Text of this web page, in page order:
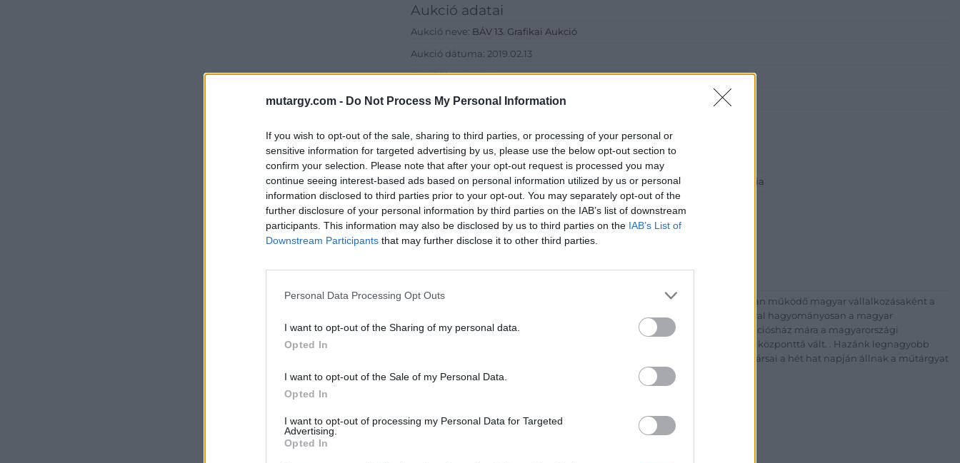
mutargy.com - Do Not Process My Personal Information
If you wish to opt-out of the sale, sharing to third parties, or processing of your personal or
sensitive information for targeted advertising by us, please use the below opt-out section to
confirm your selection. Please note that after your opt-out request is processed you may
continue seeing interest-based ads based on personal information utilized by us or personal
information disclosed to third parties prior to your opt-out. You may separately opt-out of the
further disclosure of your personal information by third parties on the IAB’s list of downstream
participants. This information may also be disclosed by us to third parties on the IAB’s List of
Downstream Participants that may further disclose it to other third parties.
Personal Data Processing Opt Outs
I want to opt-out of the Sharing of my personal data.
Opted In
I want to opt-out of the Sale of my Personal Data.
Opted In
I want to opt-out of processing my Personal Data for Targeted
Advertising.
Opted In
Aukció adatai
Aukció neve: BÁV 13. Grafikai Aukció
Aukció dátuma: 2019.02.13
Aukció ideje: 18:00
Aukció helye: BÁV Aukciósház Apszisterem (1052 Budapest, Bécsi utca 3.)
Eladó adatai
Eladó:BÁV ART Aukciósház és Galéria
Cím: BÁV ZRt.
1027 Budapest, Csalogány u. 23-33.
Telefon: (06 1) 331 0513
Bemutatkozás: Az ország legnagyobb múltú, 240 esztendeje jogfolytonosan működő magyar vállalkozásaként a
BÁV ZRt. óriási tapasztalatával, szakmai tekintélyével és megbízhatóságával hagyományosan a magyar
műkereskedelem meghatározó szereplője. A 2007-ben megújult BÁV Aukciósház mára a magyarországi
műkereskedelem egyik legfontosabb színterévé, kereskedelmi és árverési központtá vált. . Hazánk legnagyobb
műkereskedelmi üzlethálózatával rendelkező BÁV ZRt. felkészült munkatársai a hét hat napján állnak a műtárgyat
eladni, vagy venni kívánók rendelkezésére.